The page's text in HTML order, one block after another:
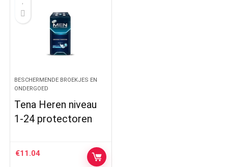
BESCHERMENDE BROEKJES EN
ONDERGOED
Tena Heren niveau
1-24 protectoren
€11.04